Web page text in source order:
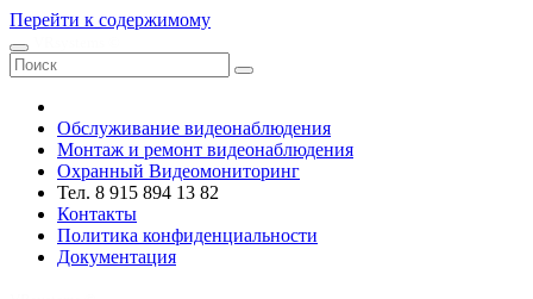
Перейти к содержимому
Обслуживание видеонаблюдения
Монтаж и ремонт видеонаблюдения
Охранный Видеомониторинг
Тел. 8 915 894 13 82
Контакты
Политика конфиденциальности
Документация